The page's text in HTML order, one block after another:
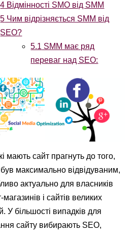
4 Відмінності SMO від SMM
5 Чим відрізняється SMM від
SEO?
5.1 SMM має ряд
переваг над SEO:
мають сайт прагнуть до того,
максимально відвідуваним,
актуально для власників
магазинів і сайтів великих
У більшості випадків для
сайту вибирають SEO,